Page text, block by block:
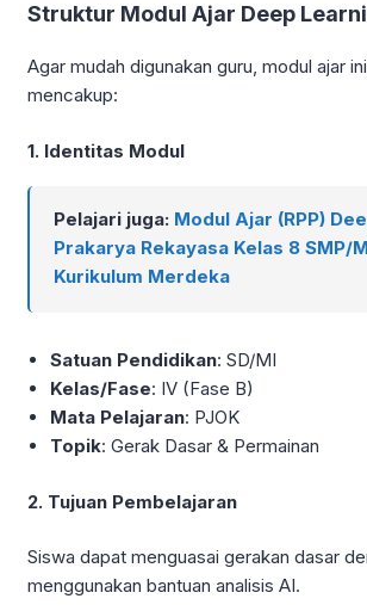
Struktur Modul Ajar Deep
Agar mudah digunakan guru, modul ajar
mencakup:
1. Identitas Modul
Pelajari juga: Modul Ajar (RPP)
Prakarya Rekayasa Kelas 8 SMP/
Kurikulum Merdeka
Satuan Pendidikan: SD/MI
Kelas/Fase: IV (Fase B)
Mata Pelajaran: PJOK
Topik: Gerak Dasar & Permainan
2. Tujuan Pembelajaran
Siswa dapat menguasai gerakan dasar
menggunakan bantuan analisis AI.